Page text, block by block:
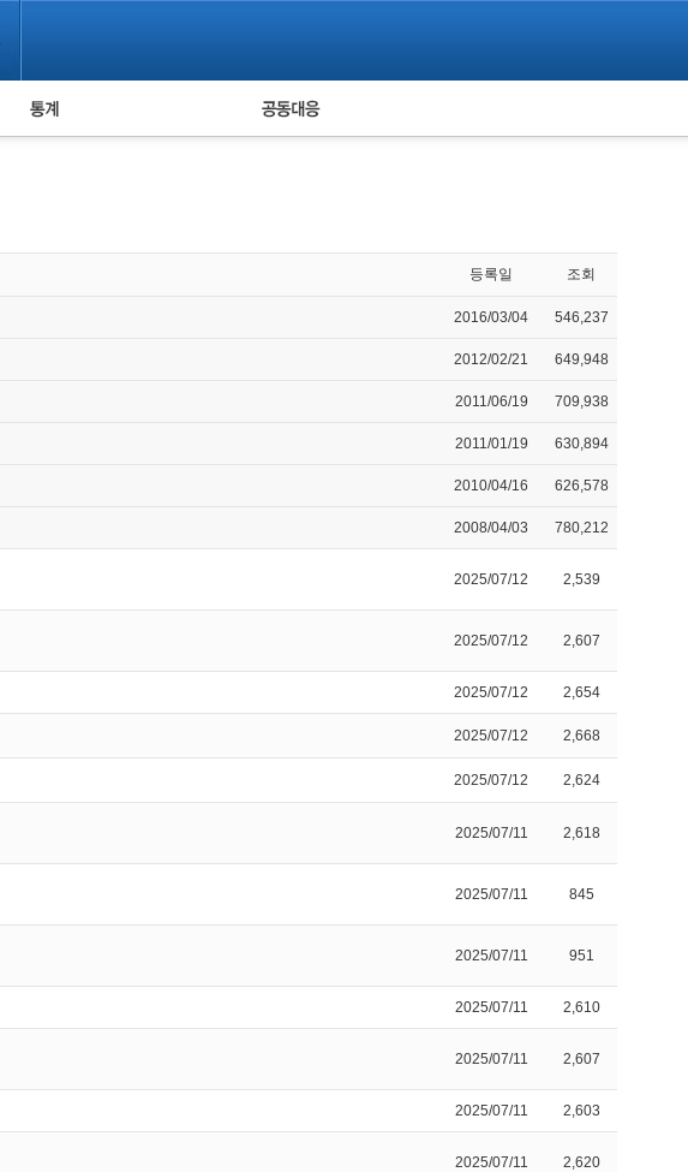
누적 피해사례 통계 피해자 공동대응
등록일 조회
2016/03/04 546,237
2012/02/21 649,948
2011/06/19 709,938
2011/01/19 630,894
2010/04/16 626,578
2008/04/03 780,212
2025/07/12 2,539
2025/07/12 2,607
2025/07/12 2,654
2025/07/12 2,668
2025/07/12 2,624
2025/07/11 2,618
2025/07/11 845
2025/07/11 951
2025/07/11 2,610
2025/07/11 2,607
2025/07/11 2,603
2025/07/11 2,620